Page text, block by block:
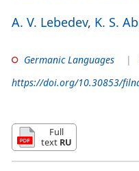
A. V. Lebedev K. S.
Germanic Languages
https://doi.org/10.30853/
Full
text RU